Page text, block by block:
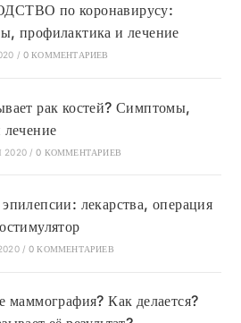
по коронавирусу:
профилактика и лечение
/ 0 КОММЕНТАРИЕВ
рак костей? Симптомы,
лечение
2020 / 0 КОММЕНТАРИЕВ
лекарства, операция
/ 0 КОММЕНТАРИЕВ
маммография? Как делается?